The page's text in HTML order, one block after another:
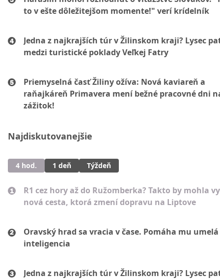
to v ešte dôležitejšom momente!" verí krídelník
Jedna z najkrajších túr v Žilinskom kraji? Lysec
medzi turistické poklady Veľkej Fatry
Priemyselná časť Žiliny ožíva: Nová kaviareň a
raňajkáreň Primavera mení bežné pracovné dni
zážitok!
Najdiskutovanejšie
4 hod. 1 deň Týždeň
R1 cez hory až do Ružomberka? Takto by mohla
nová cesta, ktorá zmení dopravu na Liptove
Oravský hrad sa vracia v čase. Pomáha mu umelá
inteligencia
Jedna z najkrajších túr v Žilinskom kraji? Lysec